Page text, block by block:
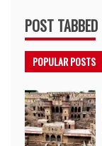
POST TABBED
POPULAR POSTS